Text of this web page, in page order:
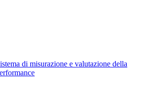
di misurazione e valutazione della